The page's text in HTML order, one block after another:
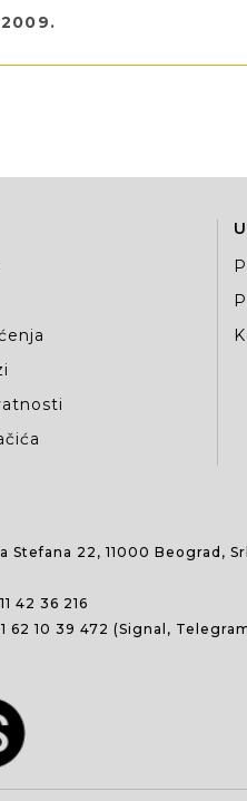
Stefana 22, 11000 Beograd,
42 36 216
62 10 39 472 (Signal,